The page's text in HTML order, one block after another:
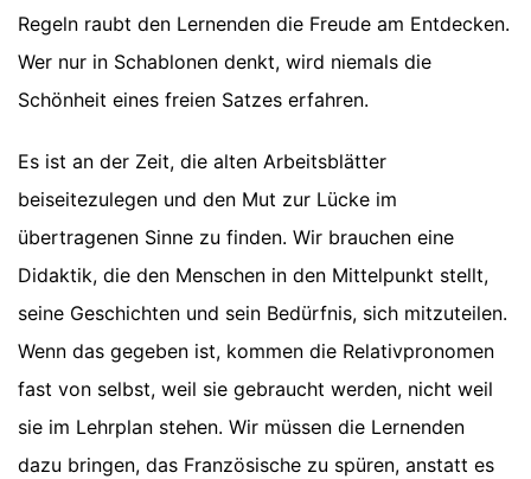
Regeln raubt den Lernenden die Freude am Entdecken.
Wer nur in Schablonen denkt, wird niemals die
Schönheit eines freien Satzes erfahren.
Es ist an der Zeit, die alten Arbeitsblätter
beiseitezulegen und den Mut zur Lücke im
übertragenen Sinne zu finden. Wir brauchen eine
Didaktik, die den Menschen in den Mittelpunkt stellt,
seine Geschichten und sein Bedürfnis, sich mitzuteilen.
Wenn das gegeben ist, kommen die Relativpronomen
fast von selbst, weil sie gebraucht werden, nicht weil
sie im Lehrplan stehen. Wir müssen die Lernenden
dazu bringen, das Französische zu spüren, anstatt es